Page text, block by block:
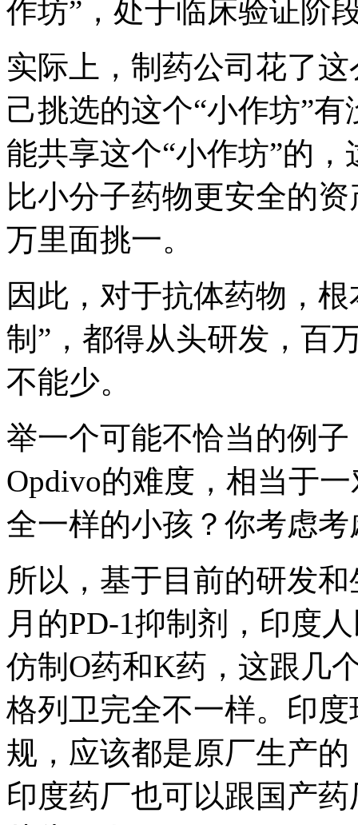
作坊”，处于临床验证阶
实际上，制药公司花了
己挑选的这个“小作坊”
能共享这个“小作坊”的
比小分子药物更安全的
万里面挑一。
因此，对于抗体药物，
制”，都得从头研发，百
不能少。
举一个可能不恰当的例
Opdivo的难度，相当于
全一样的小孩？你考虑
所以，基于目前的研发
月的PD-1抑制剂，印度
仿制O药和K药，这跟几
格列卫完全不一样。印
规，应该都是原厂生产
印度药厂也可以跟国产